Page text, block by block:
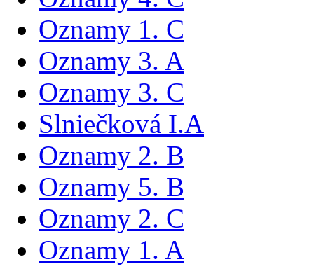
Oznamy 1. C
Oznamy 3. A
Oznamy 3. C
Slniečková I.A
Oznamy 2. B
Oznamy 5. B
Oznamy 2. C
Oznamy 1. A